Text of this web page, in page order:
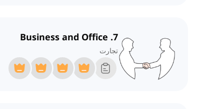
7. Business and Office
تجارت